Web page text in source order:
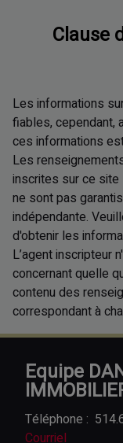
Clause
Les informations
fiables, cependant,
ces informations
Les
inscrites sur ce
ne sont pas
indépendante.
d'obtenir les
L’agent inscripteur
concernant quelle
contenu des
correspondant à
Equipe
Téléphone :
Courriel